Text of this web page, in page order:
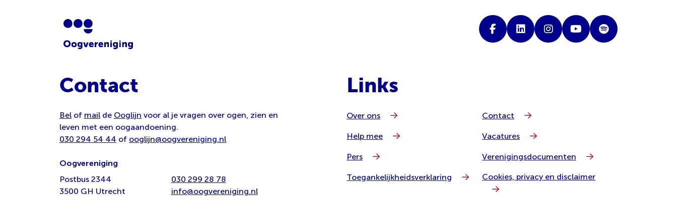
Contact
Bel of mail de Ooglijn voor al je vragen over ogen, zien en
leven met een oogaandoening.
030 294 54 44 of ooglijn@oogvereniging.nl
Oogvereniging
Postbus 2344
3500 GH Utrecht
030 299 28 78
info@oogvereniging.nl
Links
Over ons Contact
Help mee Vacatures
Pers Verenigingsdocumenten
Toegankelijkheidsverklaring Cookies, privacy en disclaimer